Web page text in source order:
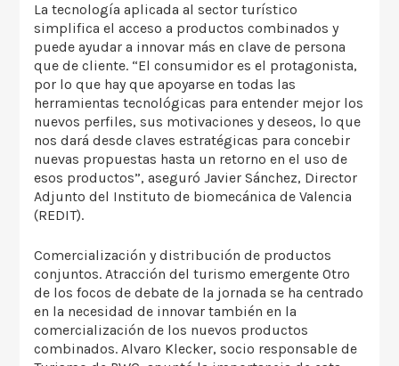
La tecnología aplicada al sector turístico
simplifica el acceso a productos combinados y
puede ayudar a innovar más en clave de persona
que de cliente. “El consumidor es el protagonista,
por lo que hay que apoyarse en todas las
herramientas tecnológicas para entender mejor los
nuevos perfiles, sus motivaciones y deseos, lo que
nos dará desde claves estratégicas para concebir
nuevas propuestas hasta un retorno en el uso de
esos productos”, aseguró Javier Sánchez, Director
Adjunto del Instituto de biomecánica de Valencia
(REDIT).
Comercialización y distribución de productos
conjuntos. Atracción del turismo emergente Otro
de los focos de debate de la jornada se ha centrado
en la necesidad de innovar también en la
comercialización de los nuevos productos
combinados. Alvaro Klecker, socio responsable de